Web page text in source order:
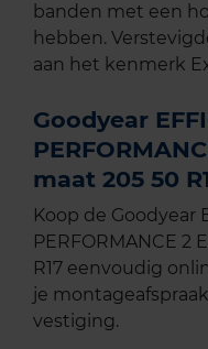
banden met een
hebben.
aan het kenmerk
Goodyear
maat 205 50
Koop de Goodyear
PERFORMANCE 2
R17 eenvoudig
je
vestiging.